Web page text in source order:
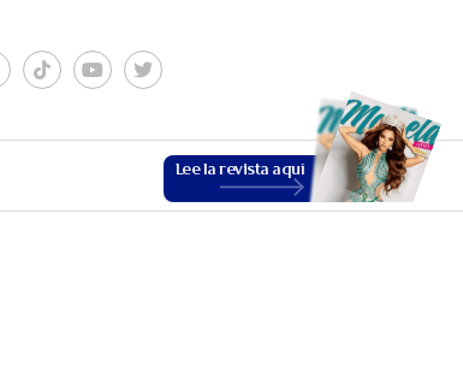
Lee la revista aquí